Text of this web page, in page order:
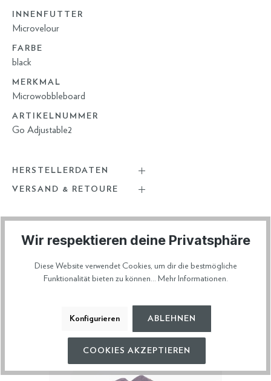
INNENFUTTER
Microvelour
FARBE
black
MERKMAL
Microwobbleboard
ARTIKELNUMMER
Go Adjustable2
HERSTELLERDATEN
VERSAND & RETOURE
Wir respektieren deine Privatsphäre
Diese Website verwendet Cookies, um dir die bestmögliche
Funktionalität bieten zu können... Mehr Informationen.
Konfigurieren ABLEHNEN
COOKIES AKZEPTIEREN